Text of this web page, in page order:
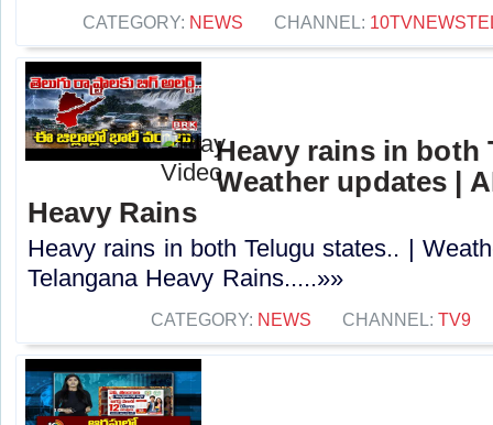
CATEGORY: NEWS CHANNEL:
Heavy rains in both
Weather updates |
Heavy Rains
Heavy rains in both Telugu states.. |
Telangana Heavy Rains.....»»
CATEGORY: NEWS CHANNEL: TV9